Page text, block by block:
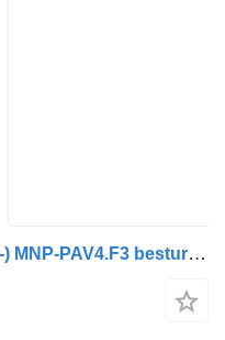
Maestronic LIONS CITY (01.04-) MNP-PAV4.F3 besturingseenheid voor MAN bus